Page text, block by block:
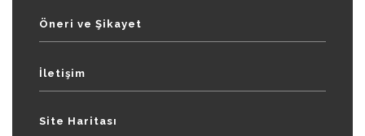
Öneri ve Şikayet
İletişim
Site Haritası